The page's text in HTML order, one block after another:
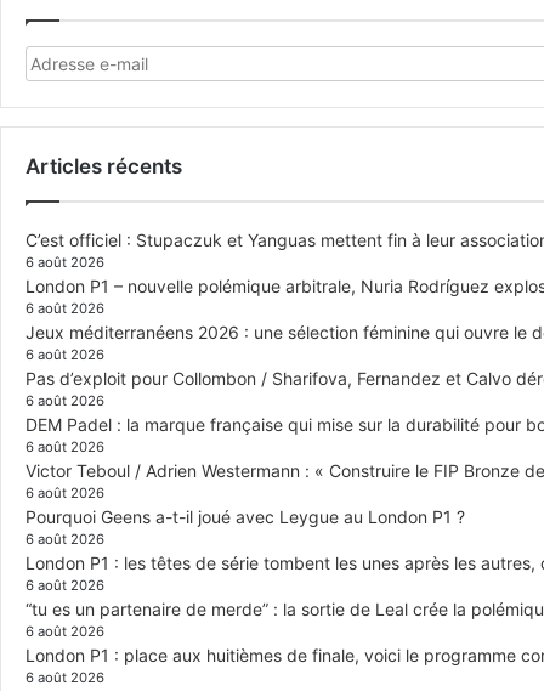
Articles récents
C’est officiel : Stupaczuk et Yanguas mettent fin à leur
6 août 2026
London P1 – nouvelle polémique arbitrale, Nuria Rodríguez
6 août 2026
Jeux méditerranéens 2026 : une sélection féminine qui ouvre le
6 août 2026
Pas d’exploit pour Collombon / Sharifova, Fernandez et Calvo
6 août 2026
DEM Padel : la marque française qui mise sur la durabilité pour
6 août 2026
Victor Teboul / Adrien Westermann : « Construire le FIP Bronze
6 août 2026
Pourquoi Geens a-t-il joué avec Leygue au London P1 ?
6 août 2026
London P1 : les têtes de série tombent les unes après les autres,
6 août 2026
“tu es un partenaire de merde” : la sortie de Leal crée la
6 août 2026
London P1 : place aux huitièmes de finale, voici le programme
6 août 2026